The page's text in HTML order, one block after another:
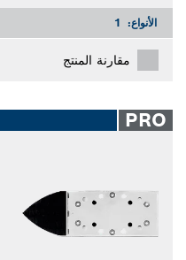
الأنواع: 1
مقارنة المنتج
PRO